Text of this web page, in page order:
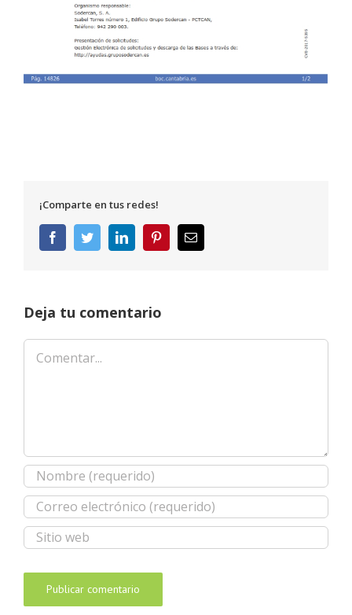
¡Comparte en tus redes!
FacebookTwitterLinkedInPinterestCorreo
electrónico
Deja tu comentario
Comentar